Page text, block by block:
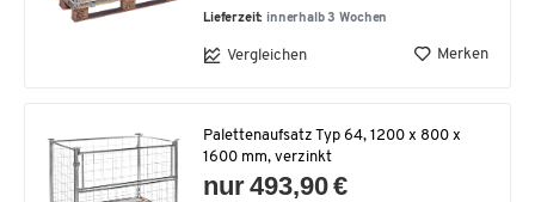
Lieferzeit: innerhalb 3 Wochen
Vergleichen Merken
Palettenaufsatz Typ 64, 1200 x 800 x
1600 mm, verzinkt
nur 493,90 €